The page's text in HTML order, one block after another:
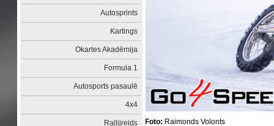
Autosprints
Kartings
Okartes Akadēmija
Formula 1
Autosports pasaulē
4x4
Rallijreids Foto: Raimonds Volonts